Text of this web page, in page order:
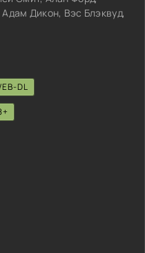
Дикон, Вэс Блэквуд,
DL